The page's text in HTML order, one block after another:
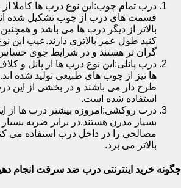
درب تمام چوب:این نوع درب ها کاملا
قسمت های درب از چوب تشکیل شده
بالاتر از دیگر درب ها می باشد و
کنید طول عمر بالاتری دارند.عیب این
گران تر هستند و در شرایط جوی
درب پانلی:این نوع درب ها از پانل و
ها نیز از چوب های طبیعی تولید شده
طرح دار می باشند و در بخشی از این
استفاده شده است.
درب روکشی:امروزه بیشتر درب ها از
بسیار مدرن هستند.در برابر ضربه
مصالحی را در داخل درب استفاده می
بالاتر می برد.
چگونه خرید اینترنتی درب ضد سرقت انجام